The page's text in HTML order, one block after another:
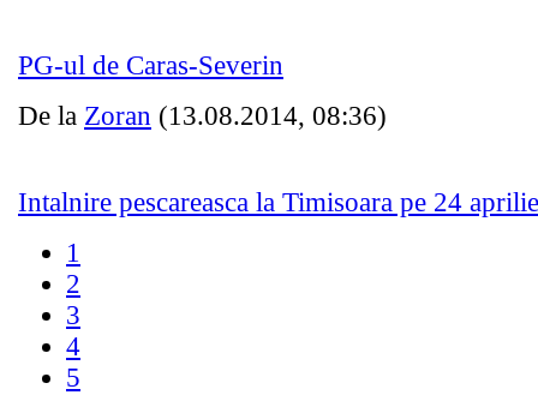
PG-ul de Caras-Severin
De la Zoran (13.08.2014, 08:36)
Intalnire pescareasca la Timisoara pe 24
1
2
3
4
5